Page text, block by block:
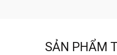
SẢN PHẨM